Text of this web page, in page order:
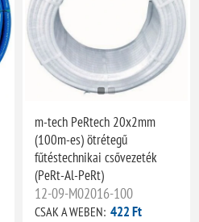
m-tech PeRtech 20x2mm
(100m-es) ötrétegű
fűtéstechnikai csővezeték
(PeRt-Al-PeRt)
12-09-M02016-100
CSAK A WEBEN: 422 Ft